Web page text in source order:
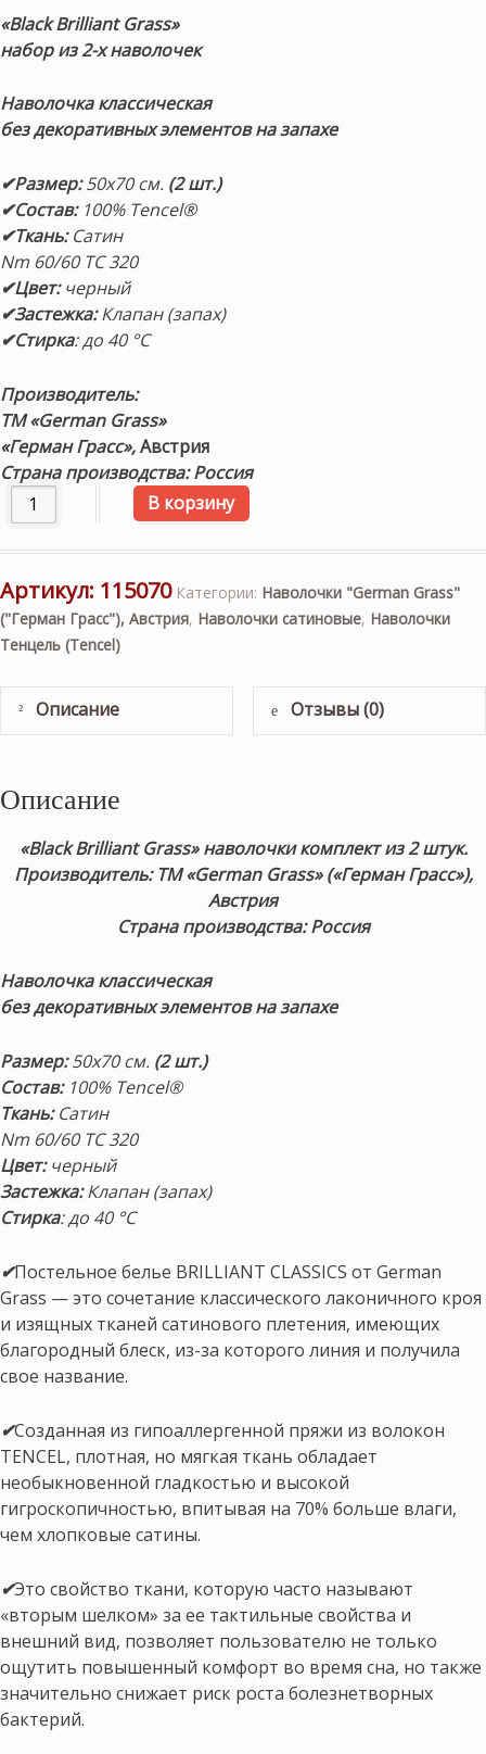
«Black Brilliant Grass»
набор из 2-х наволочек
Наволочка классическая
без декоративных элементов на запахе
✔Размер:50х70 см. (2 шт.)
✔Состав:100% Tencel®
✔Ткань:Сатин
Nm 60/60 ТС 320
✔Цвет:черный
✔Застежка:Клапан (запах)
✔Стирка: до 40 °С
Производитель:
ТМ «German Grass»
«Герман Грасс»,Австрия
Страна производства: Россия
Количество товара «Black Brilliant Grass». Наволочки
В корзину
Артикул: 115070 Категории: Наволочки "German Grass"
("Герман Грасс"), Австрия, Наволочки сатиновые, Наволочки
Тенцель (Tencel)
Описание Отзывы (0)
Описание
«Black Brilliant Grass» наволочки комплект из 2 штук.
Производитель: ТМ «German Grass» («Герман Грасс»),
Австрия
Страна производства: Россия
Наволочка классическая
без декоративных элементов на запахе
Размер:50х70 см. (2 шт.)
Состав:100% Tencel®
Ткань:Сатин
Nm 60/60 ТС 320
Цвет:черный
Застежка:Клапан (запах)
Стирка: до 40 °С
✔Постельное белье BRILLIANT CLASSICS от German
Grass — это сочетание классического лаконичного кроя
и изящных тканей сатинового плетения, имеющих
благородный блеск, из-за которого линия и получила
свое название.
✔Созданная из гипоаллергенной пряжи из волокон
TENCEL, плотная, но мягкая ткань обладает
необыкновенной гладкостью и высокой
гигроскопичностью, впитывая на 70% больше влаги,
чем хлопковые сатины.
✔Это свойство ткани, которую часто называют
«вторым шелком» за ее тактильные свойства и
внешний вид, позволяет пользователю не только
ощутить повышенный комфорт во время сна, но также
значительно снижает риск роста болезнетворных
бактерий.